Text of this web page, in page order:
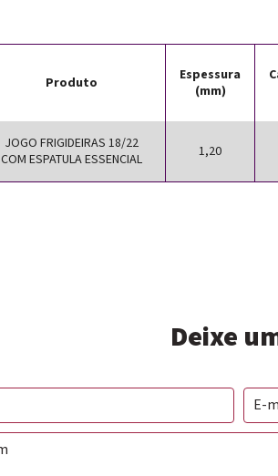
Produto
Espessura
(mm)
JOGO FRIGIDEIRAS 18/22
COM ESPATULA ESSENCIAL
1,20
Deixe